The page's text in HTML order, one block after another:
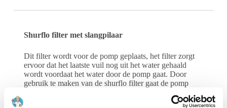
Shurflo filter met slangpilaar
Dit filter wordt voor de pomp geplaats, het filter zorgt
ervoor dat het laatste vuil nog uit het water gehaald
wordt voordaat het water door de pomp gaat. Door
gebruik te maken van de shurflo filter gaat de pomp